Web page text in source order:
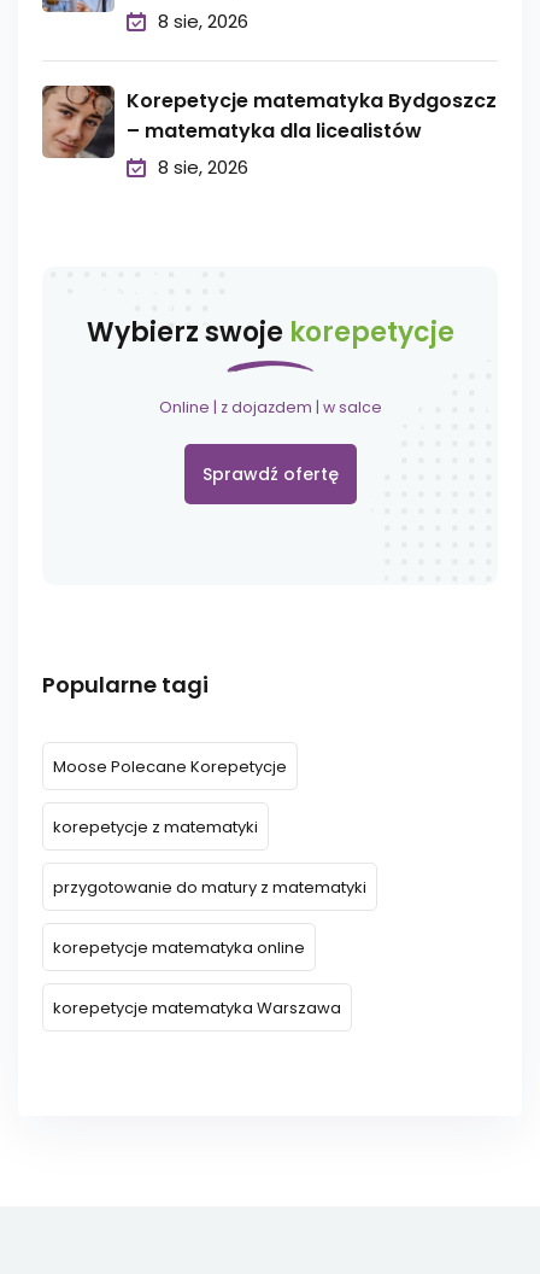
8 sie, 2026
Korepetycje matematyka Bydgoszcz
– matematyka dla licealistów
8 sie, 2026
Wybierz swoje korepetycje
Online | z dojazdem | w salce
Sprawdź ofertę
Popularne tagi
Moose Polecane Korepetycje
korepetycje z matematyki
przygotowanie do matury z matematyki
korepetycje matematyka online
korepetycje matematyka Warszawa